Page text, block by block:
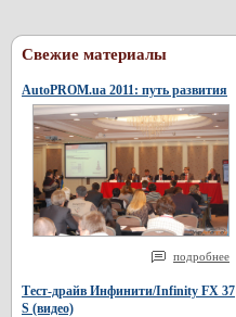
Свежие материалы
AutoPROM.ua 2011: путь развития
подробнее
Тест-драйв Инфинити/Infinity FX 37
S (видео)